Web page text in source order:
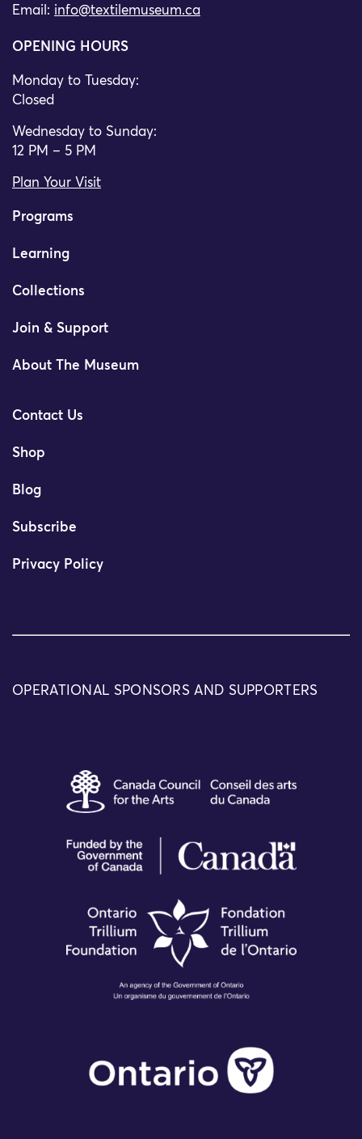
Email: info@textilemuseum.ca
OPENING HOURS
Monday to Tuesday:
Closed
Wednesday to Sunday:
12 PM – 5 PM
Plan Your Visit
Programs
Learning
Collections
Join & Support
About The Museum
Contact Us
Shop
Blog
Subscribe
Privacy Policy
OPERATIONAL SPONSORS AND SUPPORTERS